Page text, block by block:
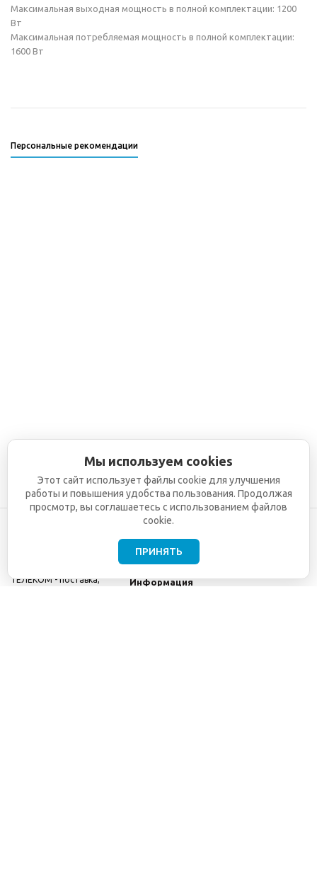
Максимальная выходная мощность в полной комплектации: 1200
Вт
Максимальная потребляемая мощность в полной комплектации:
1600 Вт
Персональные рекомендации
ТЕЛЕКОМ - поставка,
Информация
Мы используем cookies
Этот сайт использует файлы cookie для улучшения
работы и повышения удобства пользования. Продолжая
просмотр, вы соглашаетесь с использованием файлов
cookie.
ПРИНЯТЬ